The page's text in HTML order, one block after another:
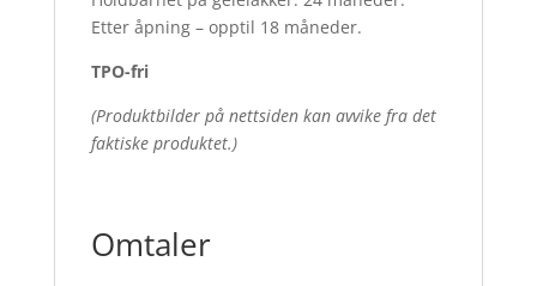
Etter åpning – opptil 18 måneder.
TPO-fri
(Produktbilder på nettsiden kan avvike fra det
faktiske produktet.)
Omtaler